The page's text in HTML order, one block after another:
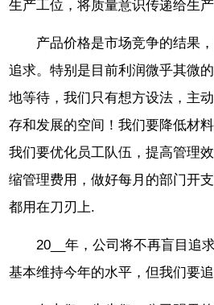
生产工位，将质量意识传递给生产
产品价格是市场竞争的结果
追求。特别是目前利润微乎其微
地等待，我们只有想方设法，主
存和发展的空间！我们要降低材
我们要优化员工队伍，提高管理
缩管理费用，做好每月的部门开
都用在刀刃上.
20__年，公司将不再盲目追
基本维持今年的水平，但我们要